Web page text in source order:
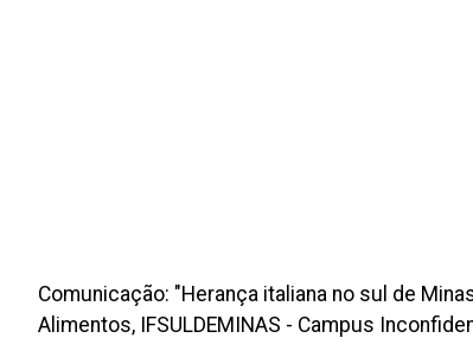
Comunicação: "Herança italiana no sul de
Alimentos, IFSULDEMINAS - Campus